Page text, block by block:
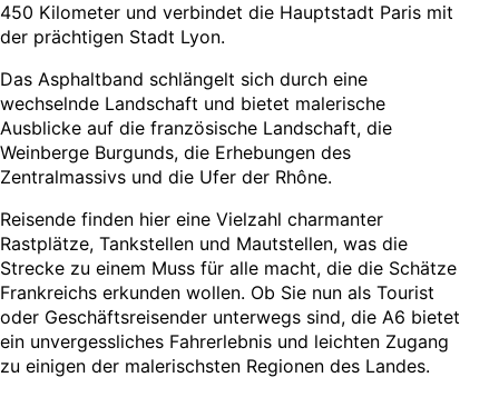
450 Kilometer und verbindet die Hauptstadt Paris mit
der prächtigen Stadt Lyon.
Das Asphaltband schlängelt sich durch eine
wechselnde Landschaft und bietet malerische
Ausblicke auf die französische Landschaft, die
Weinberge Burgunds, die Erhebungen des
Zentralmassivs und die Ufer der Rhône.
Reisende finden hier eine Vielzahl charmanter
Rastplätze, Tankstellen und Mautstellen, was die
Strecke zu einem Muss für alle macht, die die Schätze
Frankreichs erkunden wollen. Ob Sie nun als Tourist
oder Geschäftsreisender unterwegs sind, die A6 bietet
ein unvergessliches Fahrerlebnis und leichten Zugang
zu einigen der malerischsten Regionen des Landes.